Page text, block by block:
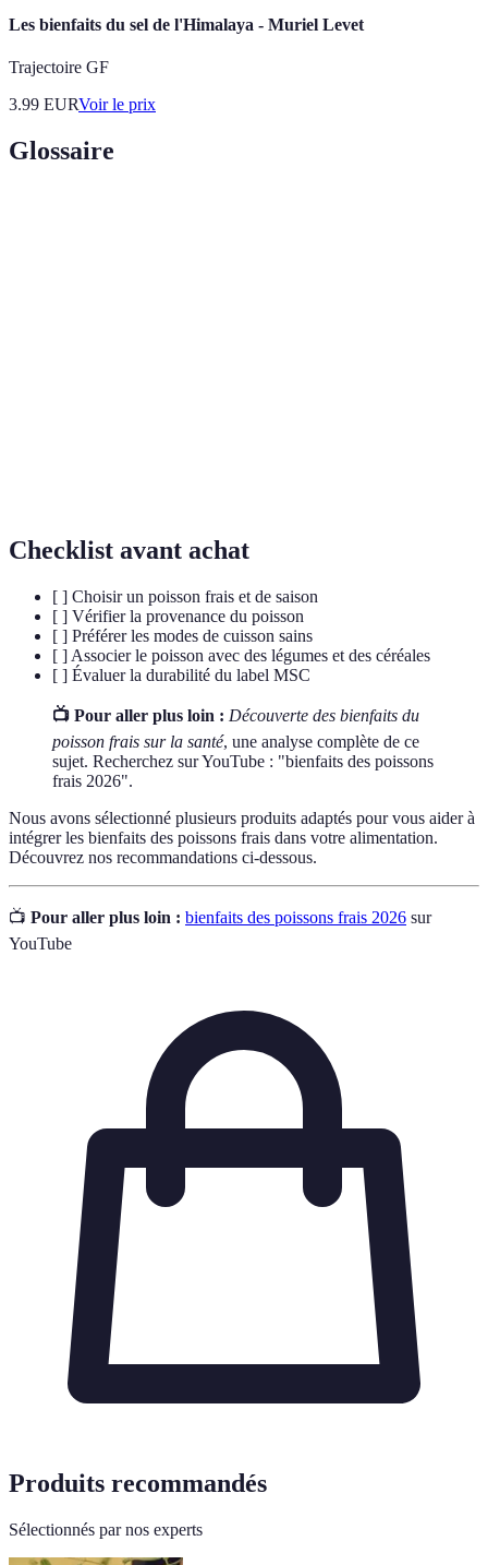
Les bienfaits du sel de l'Himalaya - Muriel Levet
Trajectoire GF
3.99 EURVoir le prix
Glossaire
Checklist avant achat
[ ] Choisir un poisson frais et de saison
[ ] Vérifier la provenance du poisson
[ ] Préférer les modes de cuisson sains
[ ] Associer le poisson avec des légumes et des céréales
[ ] Évaluer la durabilité du label MSC
📺 Pour aller plus loin : Découverte des bienfaits du
poisson frais sur la santé, une analyse complète de ce
sujet. Recherchez sur YouTube : "bienfaits des poissons
frais 2026".
Nous avons sélectionné plusieurs produits adaptés pour vous aider à
intégrer les bienfaits des poissons frais dans votre alimentation.
Découvrez nos recommandations ci-dessous.
📺 Pour aller plus loin : bienfaits des poissons frais 2026 sur
YouTube
Produits recommandés
Sélectionnés par nos experts